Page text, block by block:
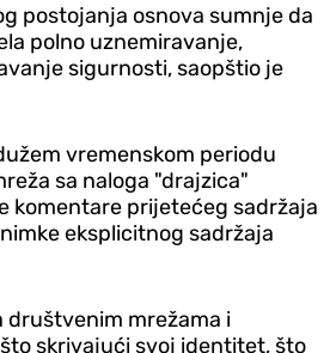
postojanja osnova sumnje da
polno uznemiravanje,
sigurnosti, saopštio je
vremenskom periodu
sa naloga "drajzica"
komentare prijetećeg sadržaja
eksplicitnog sadržaja
društvenim mrežama i
skrivajući svoj identitet, što